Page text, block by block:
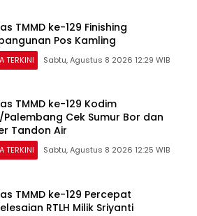
TMMD ke-129 Finishing
Pos Kamling
TERKINI Sabtu, Agustus 8 2026 12:29 WIB
TMMD ke-129 Kodim
Palembang Cek Sumur Bor dan
Tandon Air
TERKINI Sabtu, Agustus 8 2026 12:25 WIB
TMMD ke-129 Percepat
RTLH Milik Sriyanti